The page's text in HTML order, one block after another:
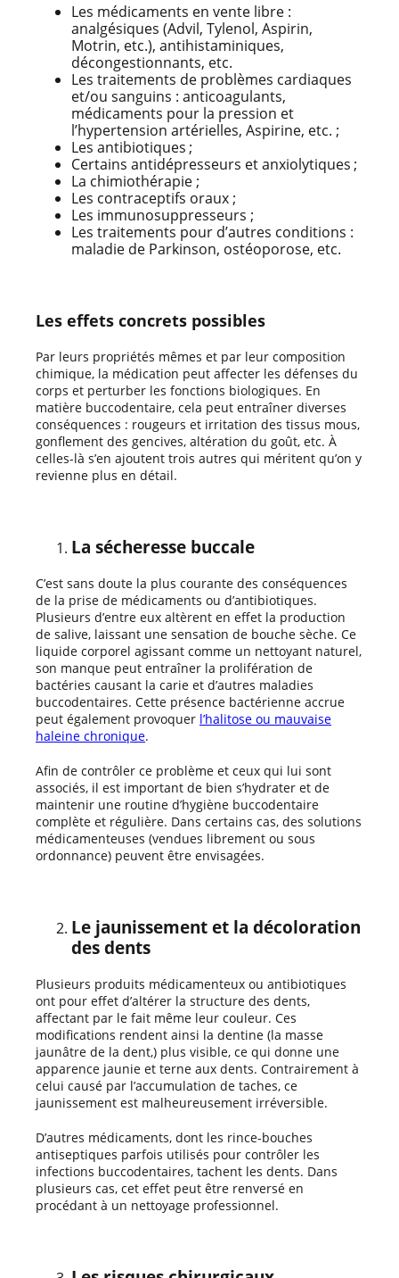
Les médicaments en vente libre :
analgésiques (Advil, Tylenol, Aspirin,
Motrin, etc.), antihistaminiques,
décongestionnants, etc.
Les traitements de problèmes cardiaques
et/ou sanguins : anticoagulants,
médicaments pour la pression et
l’hypertension artérielles, Aspirine, etc. ;
Les antibiotiques ;
Certains antidépresseurs et anxiolytiques ;
La chimiothérapie ;
Les contraceptifs oraux ;
Les immunosuppresseurs ;
Les traitements pour d’autres conditions :
maladie de Parkinson, ostéoporose, etc.
Les effets concrets possibles
Par leurs propriétés mêmes et par leur composition
chimique, la médication peut affecter les défenses du
corps et perturber les fonctions biologiques. En
matière buccodentaire, cela peut entraîner diverses
conséquences : rougeurs et irritation des tissus mous,
gonflement des gencives, altération du goût, etc. À
celles-là s’en ajoutent trois autres qui méritent qu’on y
revienne plus en détail.
La sécheresse buccale
C’est sans doute la plus courante des conséquences
de la prise de médicaments ou d’antibiotiques.
Plusieurs d’entre eux altèrent en effet la production
de salive, laissant une sensation de bouche sèche. Ce
liquide corporel agissant comme un nettoyant naturel,
son manque peut entraîner la prolifération de
bactéries causant la carie et d’autres maladies
buccodentaires. Cette présence bactérienne accrue
peut également provoquer l’halitose ou mauvaise
haleine chronique.
Afin de contrôler ce problème et ceux qui lui sont
associés, il est important de bien s’hydrater et de
maintenir une routine d’hygiène buccodentaire
complète et régulière. Dans certains cas, des solutions
médicamenteuses (vendues librement ou sous
ordonnance) peuvent être envisagées.
Le jaunissement et la décoloration
des dents
Plusieurs produits médicamenteux ou antibiotiques
ont pour effet d’altérer la structure des dents,
affectant par le fait même leur couleur. Ces
modifications rendent ainsi la dentine (la masse
jaunâtre de la dent,) plus visible, ce qui donne une
apparence jaunie et terne aux dents. Contrairement à
celui causé par l’accumulation de taches, ce
jaunissement est malheureusement irréversible.
D’autres médicaments, dont les rince-bouches
antiseptiques parfois utilisés pour contrôler les
infections buccodentaires, tachent les dents. Dans
plusieurs cas, cet effet peut être renversé en
procédant à un nettoyage professionnel.